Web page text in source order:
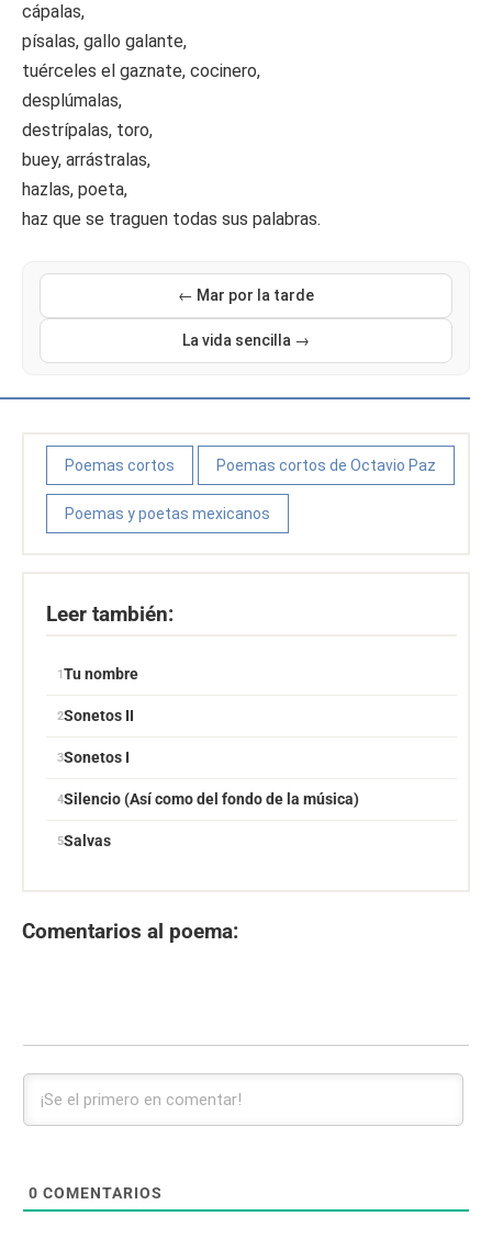
cápalas,
písalas, gallo galante,
tuérceles el gaznate, cocinero,
desplúmalas,
destrípalas, toro,
buey, arrástralas,
hazlas, poeta,
haz que se traguen todas sus palabras.
← Mar por la tarde
La vida sencilla →
Poemas cortos Poemas cortos de Octavio Paz
Poemas y poetas mexicanos
Leer también:
Tu nombre
Sonetos II
Sonetos I
Silencio (Así como del fondo de la música)
Salvas
Comentarios al poema:
0 COMENTARIOS